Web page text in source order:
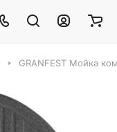
GRANFEST Мойка